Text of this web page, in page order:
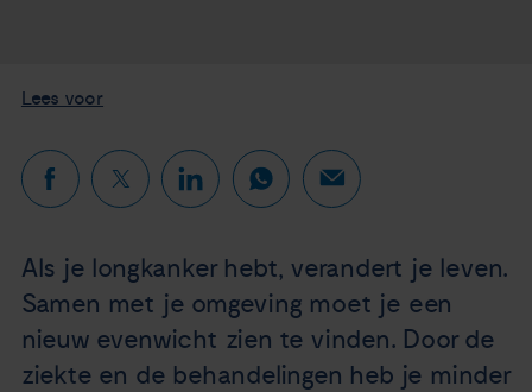
Lees voor
Als je longkanker hebt, verandert je leven.
Samen met je omgeving moet je een
nieuw evenwicht zien te vinden. Door de
ziekte en de behandelingen heb je minder